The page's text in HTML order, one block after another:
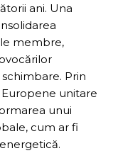
ani. Una
membre,
Prin
unitare
unui
cum ar fi